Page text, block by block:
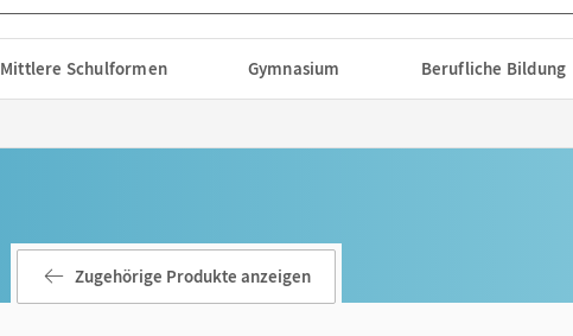
Mittlere Schulformen Gymnasium Berufliche Bildung
Zugehörige Produkte anzeigen